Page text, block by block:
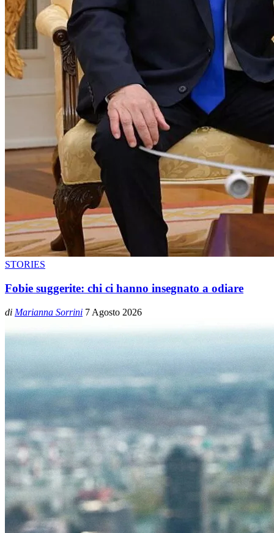
STORIES
Fobie suggerite: chi ci hanno insegnato a odiare
di Marianna Sorrini 7 Agosto 2026